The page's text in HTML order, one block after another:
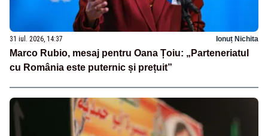
31 iul. 2026, 14:37 Ionuț Nichita
Marco Rubio, mesaj pentru Oana Țoiu: „Parteneriatul
cu România este puternic și prețuit”